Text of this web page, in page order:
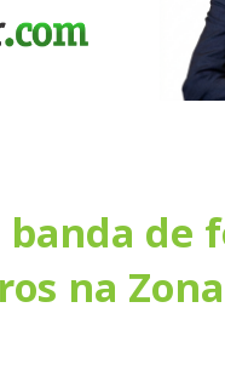
de
na